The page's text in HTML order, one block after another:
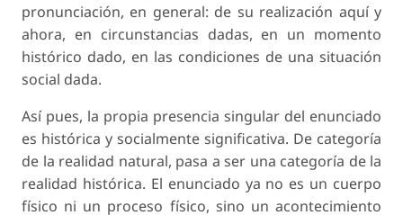
pronunciación, en general: de su realización aquí y
ahora, en circunstancias dadas, en un momento
histórico dado, en las condiciones de una situación
social dada.
Así pues, la propia presencia singular del enunciado
es histórica y socialmente significativa. De categoría
de la realidad natural, pasa a ser una categoría de la
realidad histórica. El enunciado ya no es un cuerpo
físico ni un proceso físico, sino un acontecimiento